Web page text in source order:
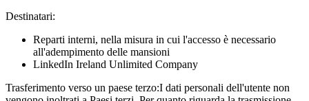
Destinatari:
Reparti interni, nella misura in cui l'accesso è necessario
all'adempimento delle mansioni
LinkedIn Ireland Unlimited Company
Trasferimento verso un paese terzo:I dati personali dell'utente non